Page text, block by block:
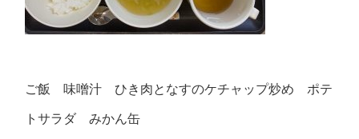
ご飯 味噌汁 ひき肉となすのケチャップ炒め ポテ
トサラダ みかん缶